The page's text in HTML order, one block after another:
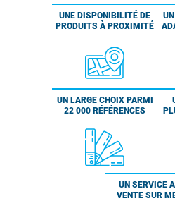
UNE DISPONIBILITÉ DE
PRODUITS À PROXIMITÉ
UN LARGE CHOIX PARMI
22 000 RÉFÉRENCES
UN SERVICE
VENTE SUR